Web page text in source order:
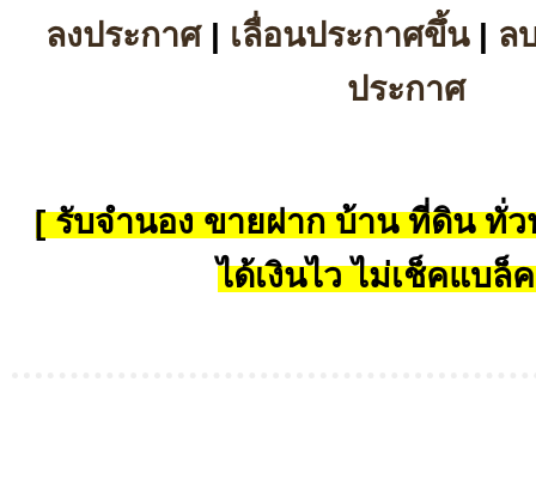
ลงประกาศ| เลื่อนประกาศขึ้น| ล
ประกาศ
[ รับจำนอง ขายฝาก บ้าน ที่ดิน ทั่ว
ได้เงินไว ไม่เช็คแบล็